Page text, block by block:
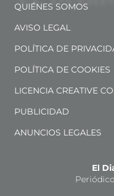
QUIÉNES SOMOS
AVISO LEGAL
POLÍTICA DE
POLÍTICA DE COOKIES
LICENCIA CREATIVE
PUBLICIDAD
ANUNCIOS LEGALES
El